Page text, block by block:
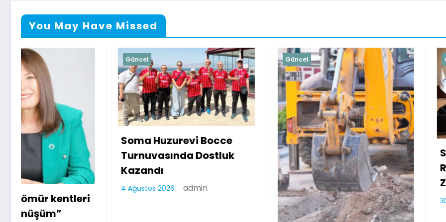
You May Have Missed
Güncel
Soma Huzurevi Bocce
Turnuvasında Dostluk
Kazandı
admin
Güncel Güncel
Soma Heyetinden
Rektörü Rana
Ziyaret
30 Temmuz 2026 admin